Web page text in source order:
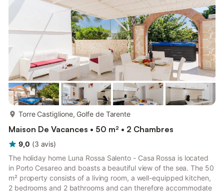
télévision. À l'extérieur, vous trouverez un coin repas avec...
Torre Castiglione, Golfe de Tarente
Maison De Vacances • 50 m² • 2 Chambres
9,0 (3 avis)
The holiday home Luna Rossa Salento - Casa Rossa is located
in Porto Cesareo and boasts a beautiful view of the sea. The 50
m² property consists of a living room, a well-equipped kitchen,
2 bedrooms and 2 bathrooms and can therefore accommodate